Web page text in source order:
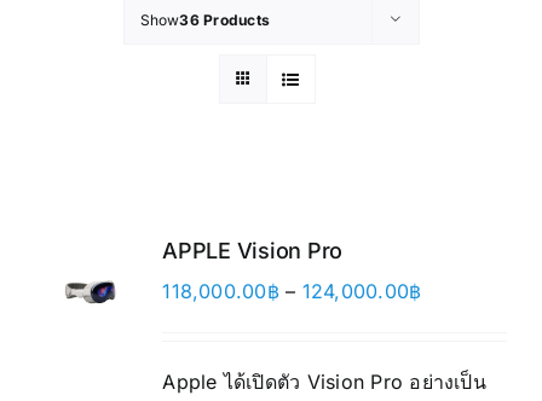
Show36 Products
APPLE Vision Pro
118,000.00฿ – 124,000.00฿
through
Apple ได้เปิดตัว Vision Pro อย่างเป็น